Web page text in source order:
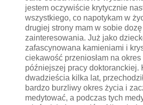
jestem oczywiście krytycznie
wszystkiego, co napotykam w
drugiej strony mam w sobie dozę
zainteresowania. Już jako
zafascynowana kamieniami i
ciekawość przeniosłam na
późniejszej pracy doktoranckiej.
dwadzieścia kilka lat,
bardzo burzliwy okres życia i
medytować, a podczas tych